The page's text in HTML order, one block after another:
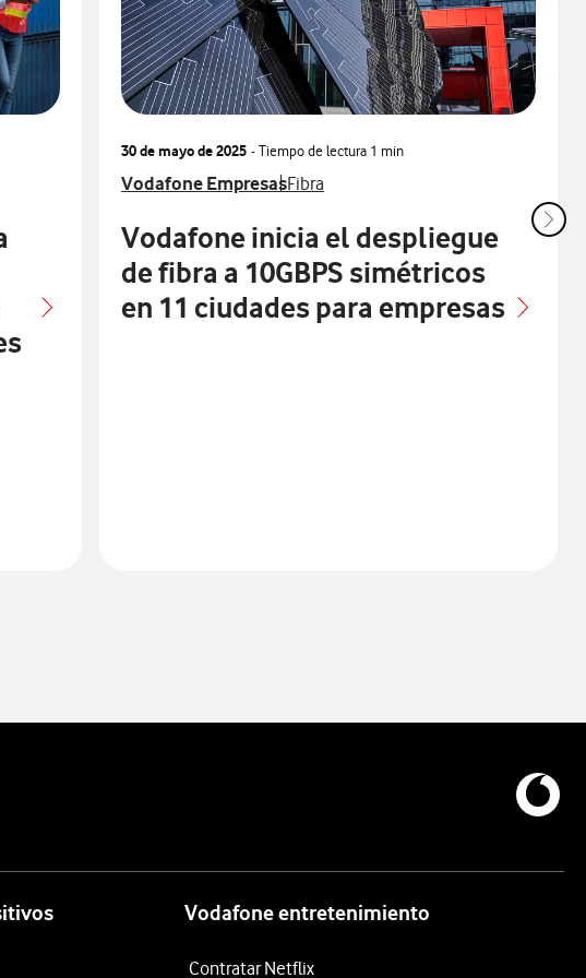
con
30 de mayo de 2025 - Tiempo de lectura 1 min
Ver más notas de prensa relacionados con
Vodafone EmpresasVer más notas de prensa relacionados
Fibra
Vodafone inicia el despliegue
de fibra a 10GBPS simétricos
en 11 ciudades para empresas
Vodafone entretenimiento
Contratar Netflix